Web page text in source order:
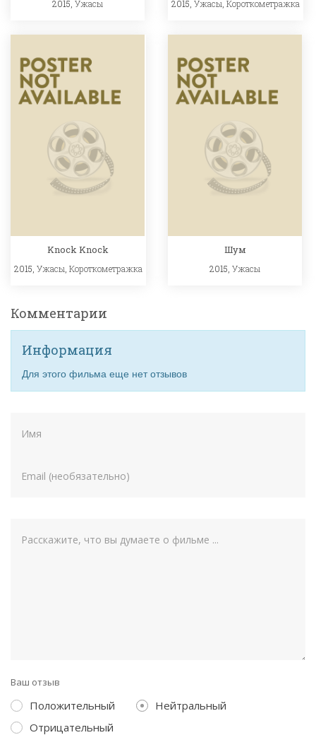
2015, Ужасы 2015,Ужасы ,Короткометражка
Knock Knock
2015, Ужасы Короткометражка
Шум
2015,Ужасы
Комментарии
Информация
Для этого фильма еще нет отзывов
Ваш отзыв
Положительный
Нейтральный
Отрицательный